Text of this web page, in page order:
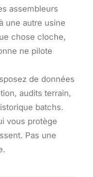
assembleurs
une autre usine
chose cloche,
ne pilote
de données
audits terrain,
batchs.
vous protège
Pas une